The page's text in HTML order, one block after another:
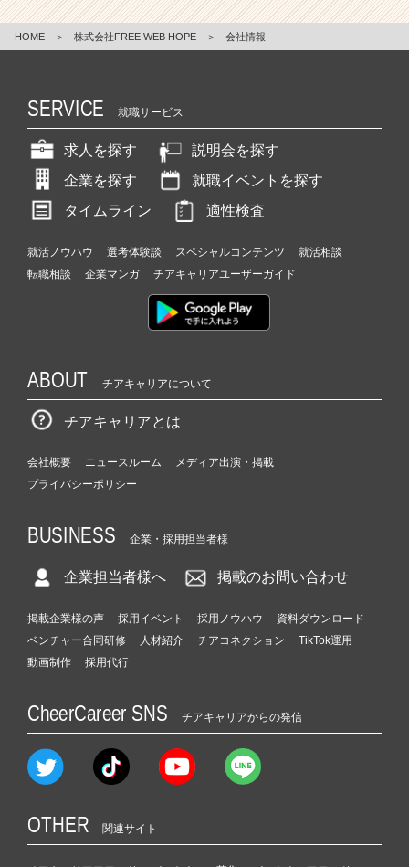
HOME ＞ 株式会社FREE WEB HOPE ＞ 会社情報
SERVICE 就職サービス
求人を探す
説明会を探す
企業を探す
就職イベントを探す
タイムライン
適性検査
就活ノウハウ 選考体験談 スペシャルコンテンツ
就活相談
転職相談
企業マンガ チアキャリアユーザーガイド
ABOUT チアキャリアについて
チアキャリアとは
会社概要 ニュースルーム
メディア出演・掲載
プライバシーポリシー
BUSINESS 企業・採用担当者様
企業担当者様へ 掲載のお問い合わせ
掲載企業様の声 採用イベント 採用ノウハウ
資料ダウンロード
ベンチャー合同研修
人材紹介 チアコネクション
TikTok運用
動画制作
採用代行
CheerCareer SNS チアキャリアからの発信
OTHER 関連サイト